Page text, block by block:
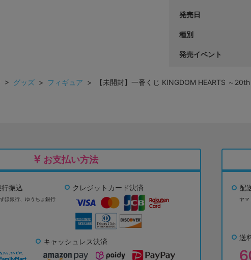
発売日
種別
発売イベント
> グッズ > フィギュア > 【未開封】一番くじ KINGDOM HEARTS ～
お支払い方法
行振込
ほ銀行、 ゆうちょ銀行
クレジットカード決済
キャッシュレス決済
配
ヤマ
送